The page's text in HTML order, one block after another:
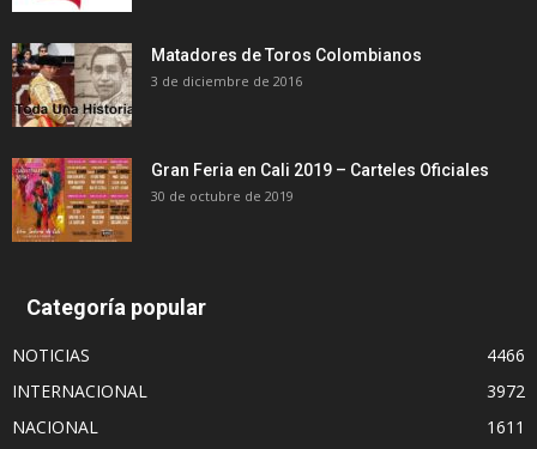
Matadores de Toros Colombianos
3 de diciembre de 2016
Gran Feria en Cali 2019 – Carteles Oficiales
30 de octubre de 2019
Categoría popular
NOTICIAS
4466
INTERNACIONAL
3972
NACIONAL
1611